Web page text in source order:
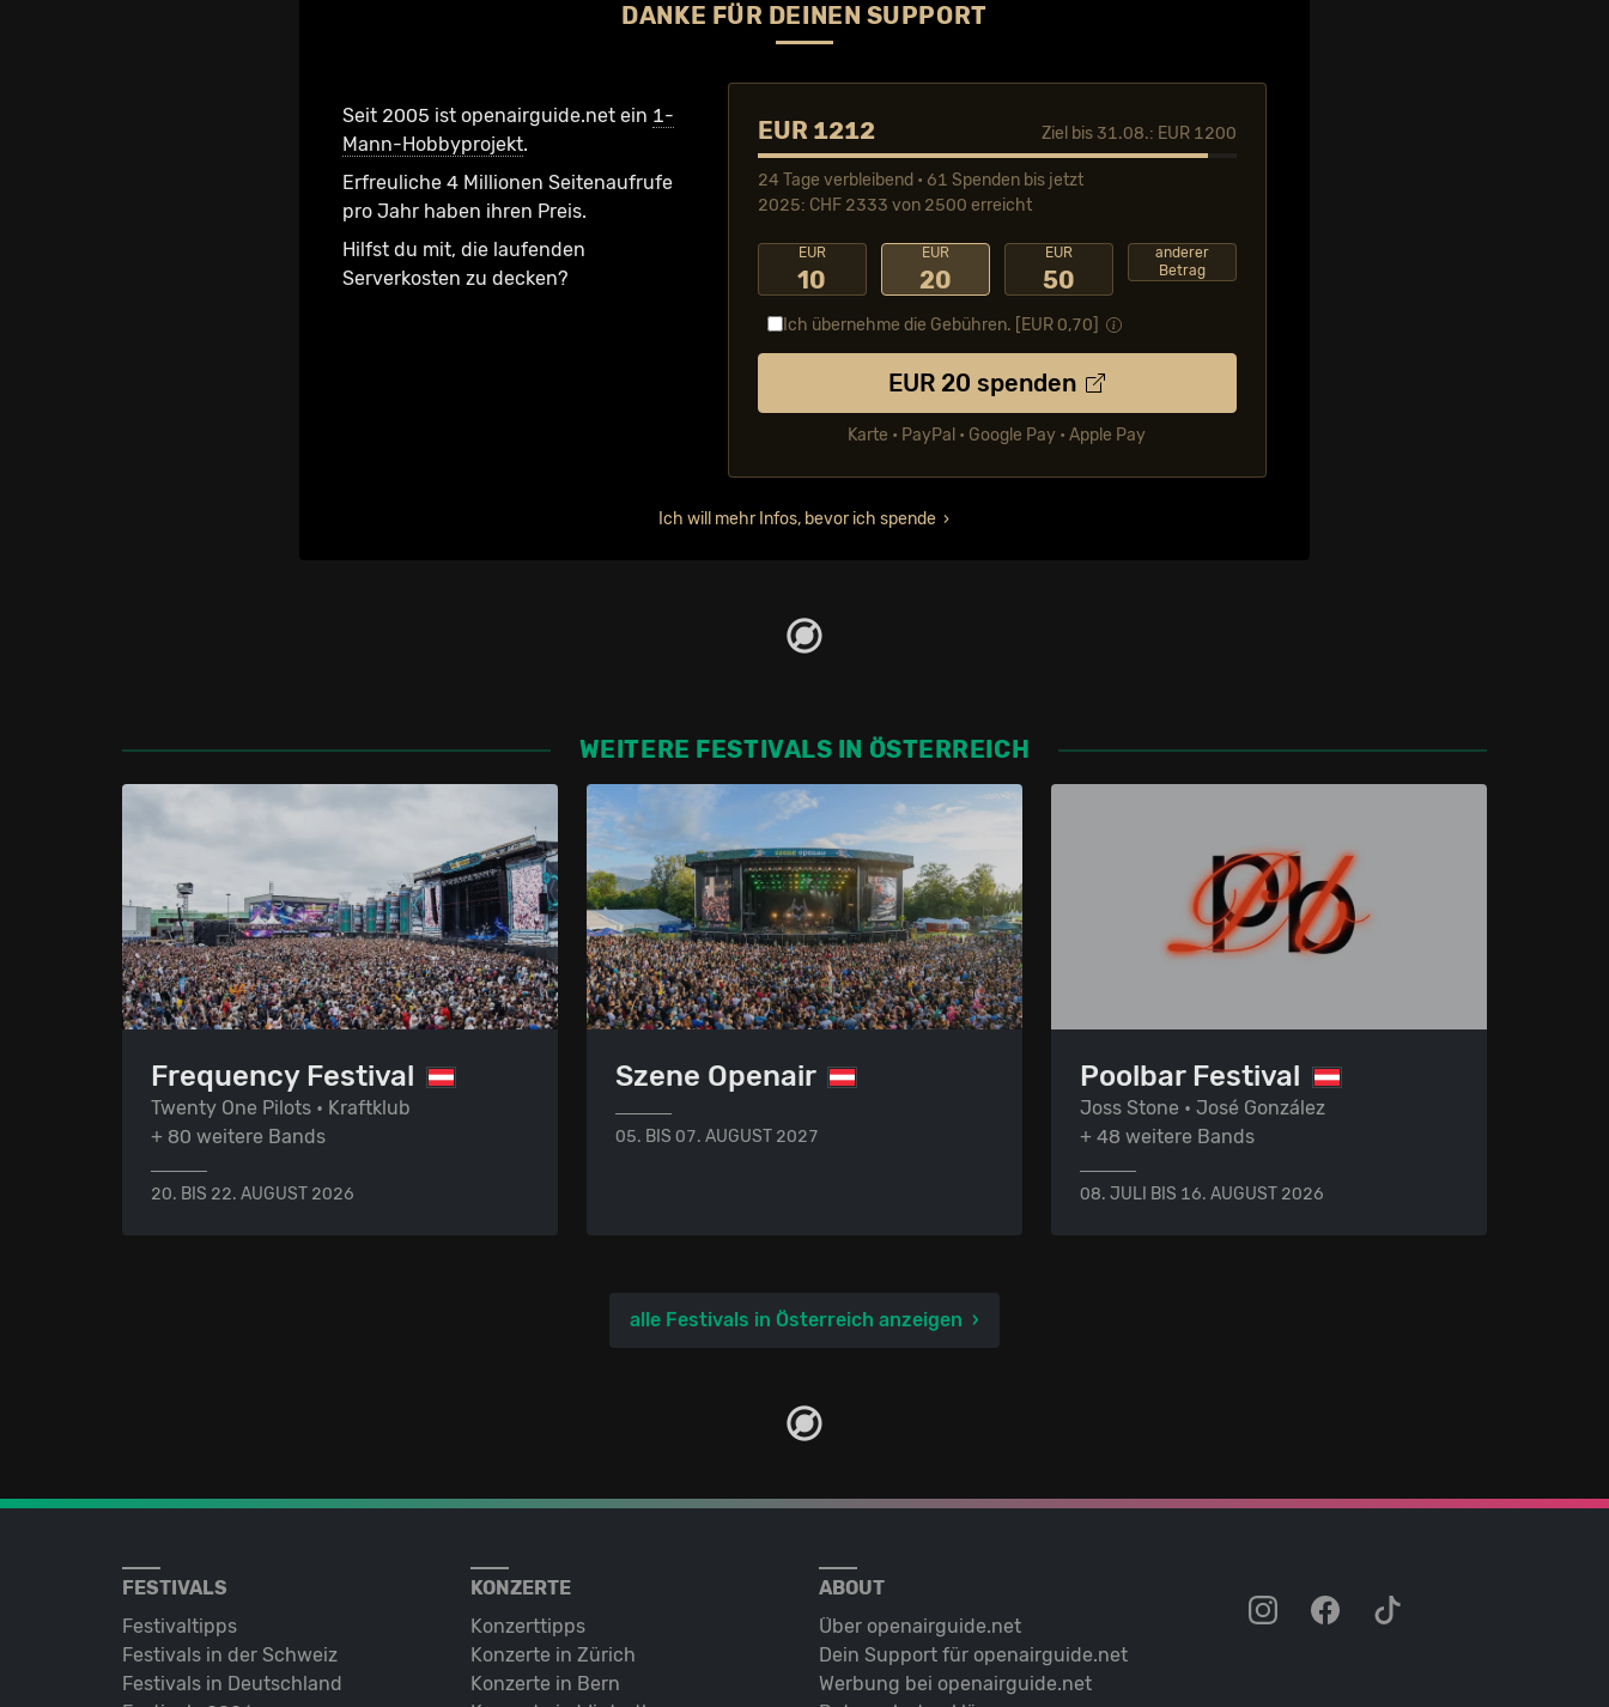
DANKE FÜR DEINEN SUPPORT
Seit 2005 ist openairguide.net ein 1-
Mann-Hobbyprojekt.
Erfreuliche 4 Millionen Seiten­aufrufe
pro Jahr haben ihren Preis.
Hilfst du mit, die laufenden
Serverkosten zu decken?
EUR 1212 Ziel bis 31.08.: EUR 1200
24 Tage verbleibend • 61 Spenden bis jetzt
2025: CHF 2333 von 2500 erreicht
EUR
10
EUR
20
EUR
50
anderer
Betrag
Ich übernehme die Gebühren. [EUR0,70
EUR 20 spenden
Karte • PayPal • Google Pay • Apple Pay
Ich will mehr Infos, bevor ich spende
WEITERE FESTIVALS IN ÖSTERREICH
Frequency Festival
Twenty One Pilots • Kraftklub
+ 80 weitere Bands
20. BIS 22. AUGUST 2026
Szene Openair
05. BIS 07. AUGUST 2027
Poolbar Festival
Joss Stone • José González
+ 48 weitere Bands
08. JULI BIS 16. AUGUST 2026
alle Festivals in Österreich anzeigen
FESTIVALS
Festivaltipps
Festivals in der Schweiz
Festivals in Deutschland
KONZERTE
Konzerttipps
Konzerte in Zürich
Konzerte in Bern
ABOUT
Über openairguide.net
Dein Support für openairguide.net
Werbung bei openairguide.net